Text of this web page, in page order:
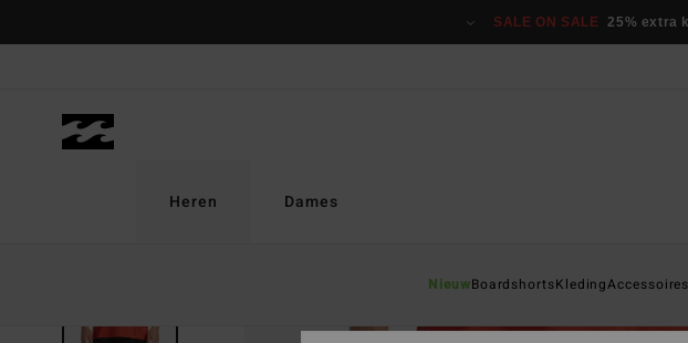
SALE ON SALE 25% extra
Heren
NieuwBoardshortsKledingAccessoires
Dames